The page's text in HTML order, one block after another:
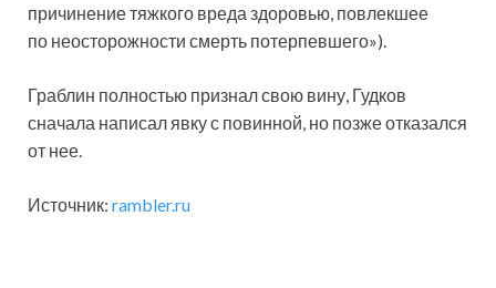
причинение тяжкого вреда здоровью, повлекшее
по неосторожности смерть потерпевшего»).
Граблин полностью признал свою вину, Гудков
сначала написал явку с повинной, но позже отказался
от нее.
Источник: rambler.ru